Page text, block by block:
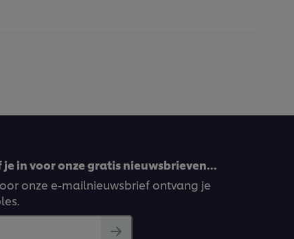
in voor onze gratis nieuwsbrieven…
onze e-mailnieuwsbrief ontvang je